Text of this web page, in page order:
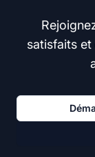
satisfaits